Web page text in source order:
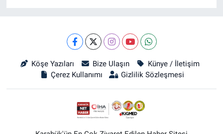
Köşe Yazıları Bize Ulaşın
Künye / İletişim
Çerez Kullanımı
Gizlilik Sözleşmesi